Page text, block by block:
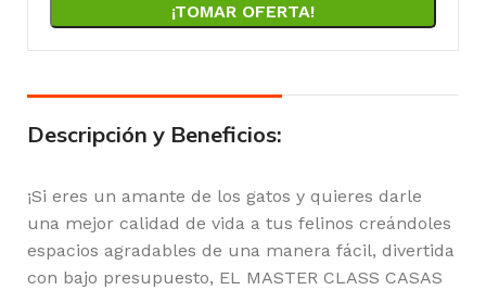
¡TOMAR OFERTA!
Descripción y Beneficios:
¡Si eres un amante de los gatos y quieres darle
una mejor calidad de vida a tus felinos creándoles
espacios agradables de una manera fácil, divertida
con bajo presupuesto, EL MASTER CLASS CASAS